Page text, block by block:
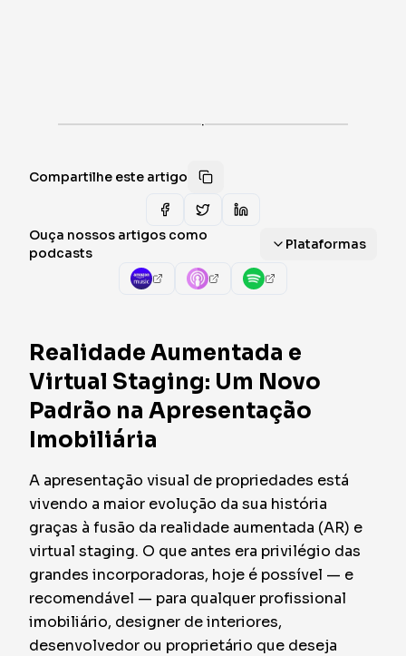
·
Compartilhe este artigo
Ouça nossos artigos como
podcasts
Plataformas
Realidade Aumentada e
Virtual Staging: Um Novo
Padrão na Apresentação
Imobiliária
A apresentação visual de propriedades está
vivendo a maior evolução da sua história
graças à fusão da realidade aumentada (AR) e
virtual staging. O que antes era privilégio das
grandes incorporadoras, hoje é possível — e
recomendável — para qualquer profissional
imobiliário, designer de interiores,
desenvolvedor ou proprietário que deseja